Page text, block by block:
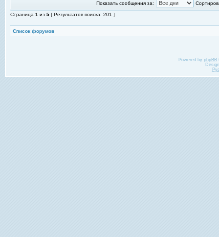
Показать сообщения за:
Страница 1 из 5 [ Результатов поиска: 201 ]
Список форумов
Powered by phpBB